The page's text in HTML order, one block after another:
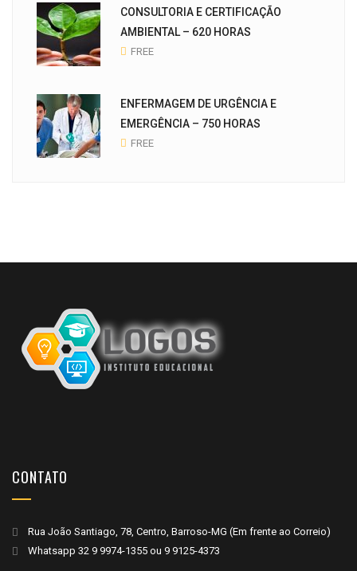
CONSULTORIA E CERTIFICAÇÃO
AMBIENTAL – 620 HORAS
FREE
ENFERMAGEM DE URGÊNCIA E
EMERGÊNCIA – 750 HORAS
FREE
CONTATO
Rua João Santiago, 78, Centro, Barroso-MG (Em frente ao Correio)
Whatsapp 32 9 9974-1355 ou 9 9125-4373